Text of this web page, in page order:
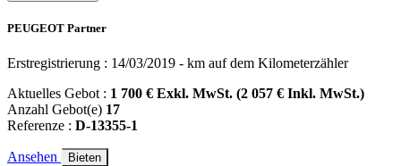
PEUGEOT Partner
Erstregistrierung : 14/03/2019 - km auf dem Kilometerzähler
Aktuelles Gebot : 1 700 € Exkl. MwSt. (2 057 € Inkl. MwSt.)
Anzahl Gebot(e) 17
Referenze : D-13355-1
Ansehen Bieten